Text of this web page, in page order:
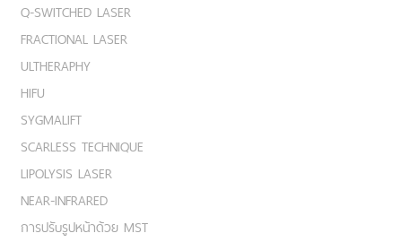
Q-SWITCHED LASER
FRACTIONAL LASER
ULTHERAPHY
HIFU
SYGMALIFT
SCARLESS TECHNIQUE
LIPOLYSIS LASER
NEAR-INFRARED
การปรับรูปหน้าด้วย MST